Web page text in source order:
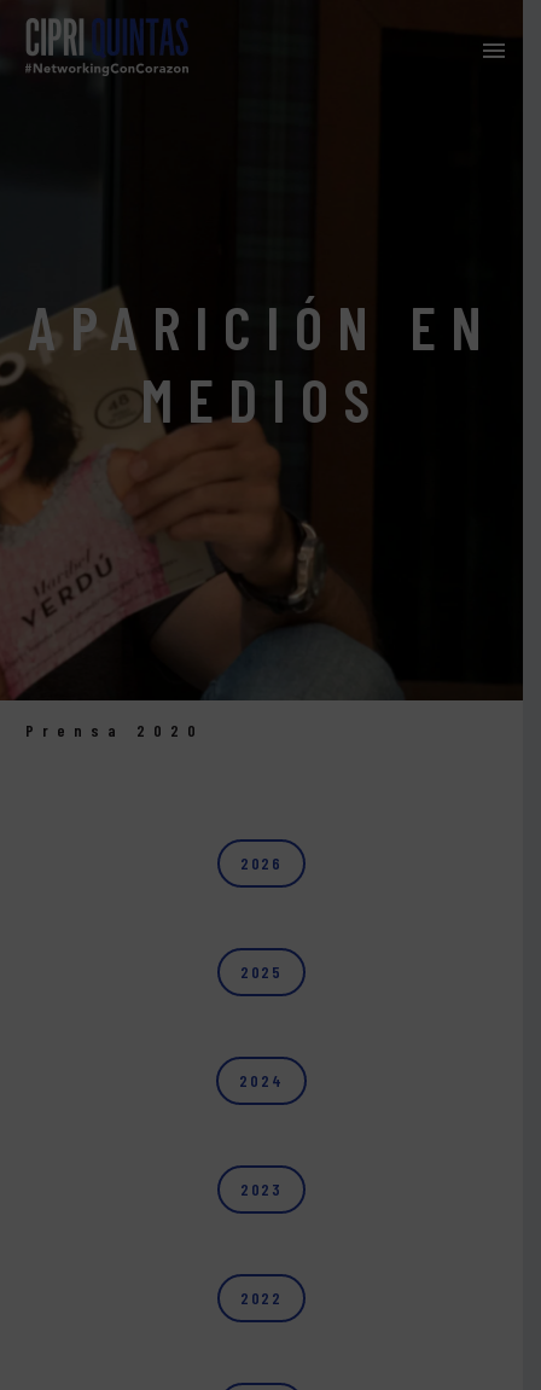
APARICIÓN EN
MEDIOS
Prensa 2020
2026
2025
2024
2023
2022